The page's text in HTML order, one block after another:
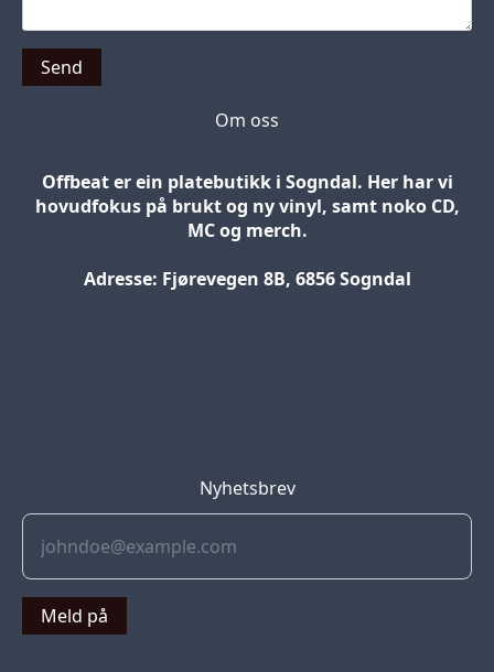
Send
Om oss
Offbeat er ein platebutikk i Sogndal. Her har vi
hovudfokus på brukt og ny vinyl, samt noko CD,
MC og merch.
Adresse: Fjørevegen 8B, 6856 Sogndal
Nyhetsbrev
Meld på